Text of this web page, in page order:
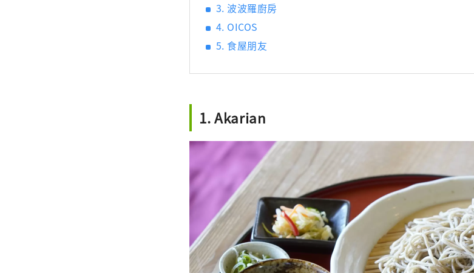
3. 波波羅廚房
4. OICOS
5. 食屋朋友
1. Akarian